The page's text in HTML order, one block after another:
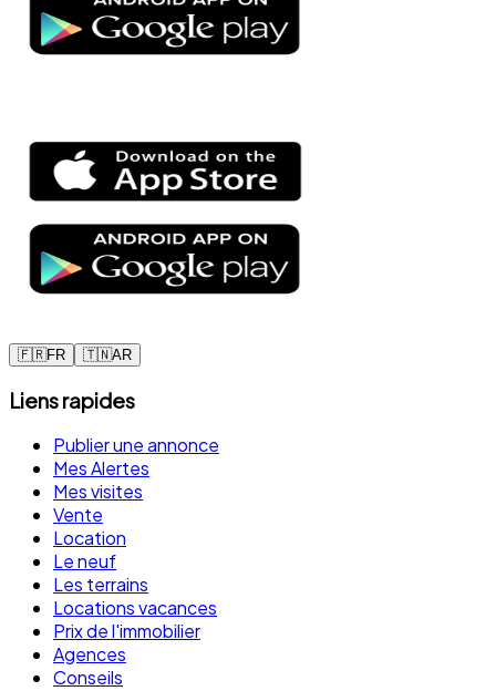
🇫🇷FR 🇹🇳AR
Liens rapides
Publier une annonce
Mes Alertes
Mes visites
Vente
Location
Le neuf
Les terrains
Locations vacances
Prix de l'immobilier
Agences
Conseils